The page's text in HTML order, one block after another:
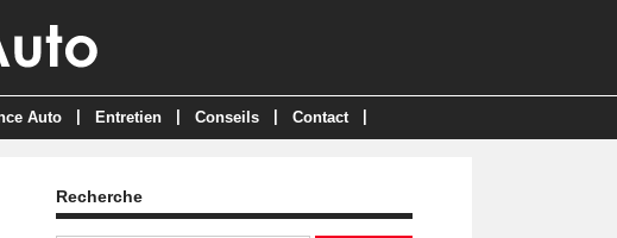
Auto Entretien Conseils Contact
Recherche